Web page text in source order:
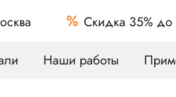
Скидка 35% до
Наши работы